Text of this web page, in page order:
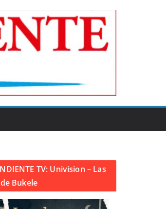
TV: Univision – Las
Bukele